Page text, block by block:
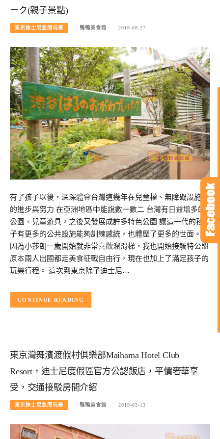
ーク(親子景點)
東京迪士尼悠閒玩樂 鴨鴨美食館 2019-08-27
有了孩子以後，深深體會台灣這幾年在兒童權、無障礙設施上
的進步與努力 在亞洲地區中能說數一數二 台灣有日益增多的
公園、兒童遊具，之後又發展成許多特色公園 讓這一代的孩
子有更多的公共設施能夠訓練感統，也體歷了更多的世面。
因為小莎朗一歲開始就非常喜歡溜滑梯，我也開始接觸特公盟
原本兩人出國都走美食征戰自由行，現在也加上了滿足孩子的
玩樂行程。 這次到東京除了迪士尼…
CONTINUE READING
東京灣舞濱渡假村俱樂部Maihama Hotel Club
Resort，迪士尼度假區官方公認飯店，平價奢華享
受，交通接駁房間介紹
東京迪士尼悠閒玩樂 鴨鴨美食館 2019-03-13